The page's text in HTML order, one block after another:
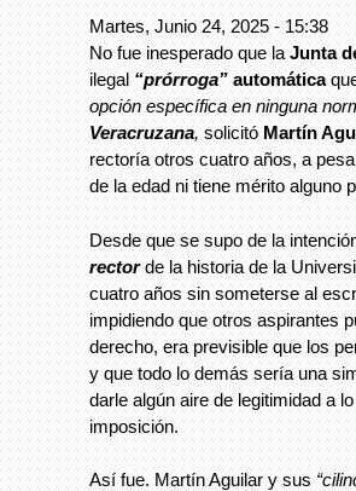
Martes, Junio 24, 2025 - 15:38
No fue inesperado que la Junta
ilegal “prórroga” automática
opción específica en ninguna
Veracruzana, solicitó Martín
rectoría otros cuatro años, a
de la edad ni tiene mérito alguno
Desde que se supo de la
rectorde la historia de la
cuatro años sin someterse al
impidiendo que otros aspirantes
derecho, era previsible que los
y que todo lo demás sería una
darle algún aire de legitimidad a
imposición.
Así fue. Martín Aguilar y sus